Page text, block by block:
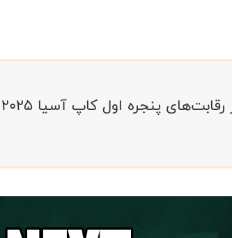
تیم ملی مردان ایران در دومین دیدار خود از رقابت‌های پنجره اول کاپ آسیا 2025